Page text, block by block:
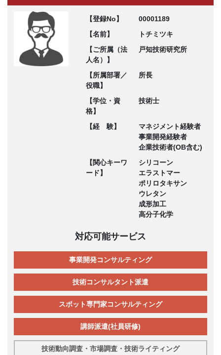
【登録No】
00001189
【名前】
トチミツキ
【ご所属（法
人名）】
戸知技術研究所
【所属部署／
役職】
所長
【学位・資
格】
技術士
【経 験】
マネジメント経験者
事業開発経験者
企業技術者(OB含む)
【関心キーワ
ード】
シリコーン
エラストマー
ポリロタキサン
ウレタン
成形加工
高分子化学
対応可能サービス
事業開発コンサルティング
技術コンサルタント派遣
スポット専門家コンサルティング
講師派遣(社員研修)
技術動向調査・市場調査・技術ライティング